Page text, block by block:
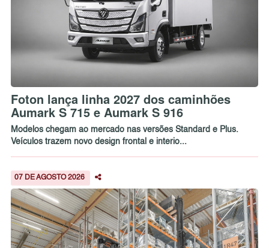
Foton lança linha 2027 dos caminhões
Aumark S 715 e Aumark S 916
Modelos chegam ao mercado nas versões Standard e Plus.
Veículos trazem novo design frontal e interio...
07 DE AGOSTO 2026